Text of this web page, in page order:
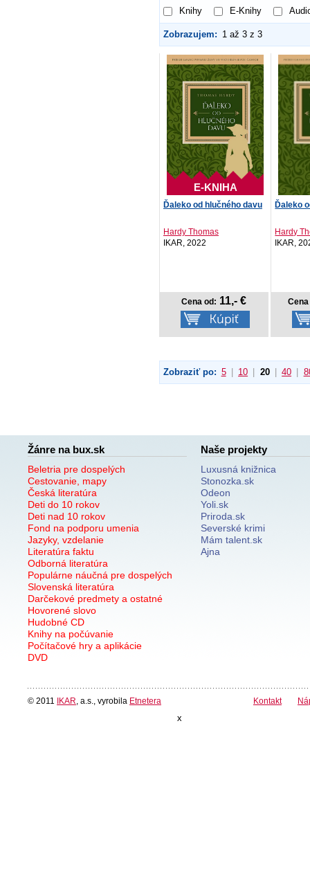
Knihy
E-Knihy
Zobrazujem: 1 až 3 z 3
E-KNIHA
Ďaleko od hlučného davu
Hardy Thomas
IKAR, 2022
Cena od: 11,- €
Ďaleko
Hardy
IKAR,
Zobraziť po: 5 10 20 40
Žánre na bux.sk
Beletria pre dospelých
Cestovanie, mapy
Česká literatúra
Deti do 10 rokov
Deti nad 10 rokov
Fond na podporu umenia
Jazyky, vzdelanie
Literatúra faktu
Odborná literatúra
Populárne náučná pre dospelých
Slovenská literatúra
Darčekové predmety a ostatné
Hovorené slovo
Hudobné CD
Knihy na počúvanie
Počítačové hry a aplikácie
DVD
Naše projekty
Luxusná knižnica
Stonozka.sk
Odeon
Yoli.sk
Priroda.sk
Severské krimi
Mám talent.sk
Ajna
© 2011 IKAR , a.s., vyrobila Etnetera Kontakt
x